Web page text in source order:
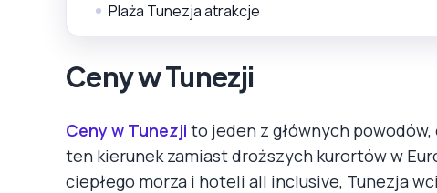
Plaża Tunezja atrakcje
Ceny w Tunezji
Ceny w Tunezji to jeden z głównych
ten kierunek zamiast droższych kurortów w
ciepłego morza i hoteli all inclusive, Tunezja